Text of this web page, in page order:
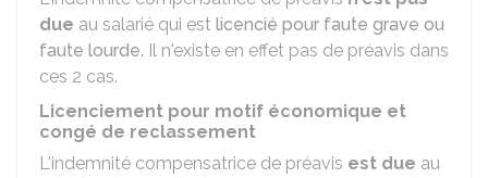
due au salarié qui est licencié pour faute grave ou
faute lourde. Il n'existe en effet pas de préavis dans
ces 2 cas.
Licenciement pour motif économique et
congé de reclassement
L'indemnité compensatrice de préavis est due au